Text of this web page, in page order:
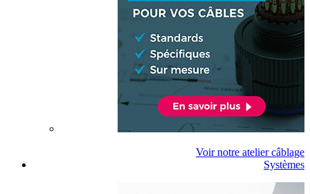
Voir notre atelier câblage
Systèmes